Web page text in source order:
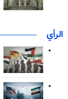
الرأي